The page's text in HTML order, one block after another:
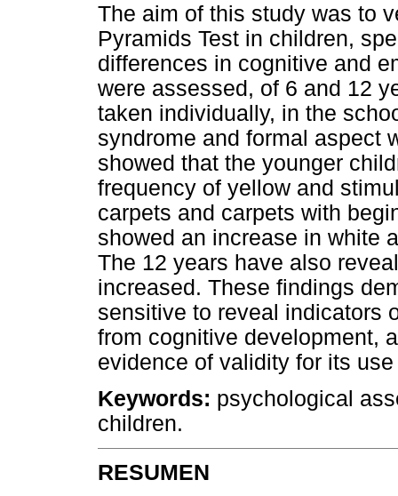
The aim of this study was to
Pyramids Test in children,
differences in cognitive and
were assessed, of 6 and 12
taken individually, in the
syndrome and formal aspect
showed that the younger
frequency of yellow and
carpets and carpets with
showed an increase in white
The 12 years have also
increased. These findings
sensitive to reveal indicators
from cognitive development,
evidence of validity for its
Keywords: psychological
children.
RESUMEN